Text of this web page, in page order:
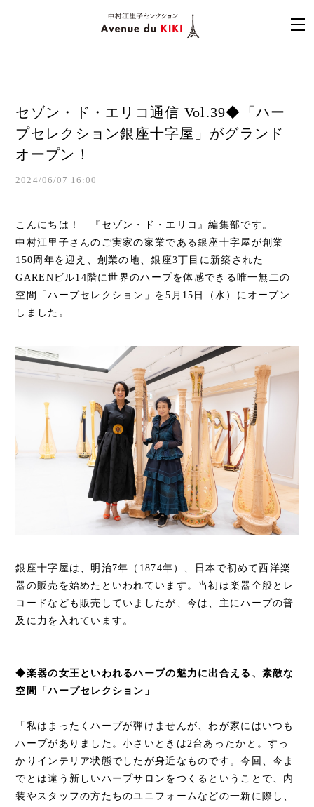
セゾン・ド・エリコ通信 Vol.39◆「ハー
プセレクション銀座十字屋」がグランド
オープン！
2024/06/07 16:00
こんにちは！ 『セゾン・ド・エリコ』編集部です。
中村江里子さんのご実家の家業である銀座十字屋が創業
150周年を迎え、創業の地、銀座3丁目に新築された
GARENビル14階に世界のハープを体感できる唯一無二の
空間「ハープセレクション」を5月15日（水）にオープン
しました。
銀座十字屋は、明治7年（1874年）、日本で初めて西洋楽
器の販売を始めたといわれています。当初は楽器全般とレ
コードなども販売していましたが、今は、主にハープの普
及に力を入れています。
◆楽器の女王といわれるハープの魅力に出合える、素敵な
空間「ハープセレクション」
「私はまったくハープが弾けませんが、わが家にはいつも
ハープがありました。小さいときは2台あったかと。すっ
かりインテリア状態でしたが身近なものです。今回、今ま
でとは違う新しいハープサロンをつくるということで、内
装やスタッフの方たちのユニフォームなどの一新に際し、